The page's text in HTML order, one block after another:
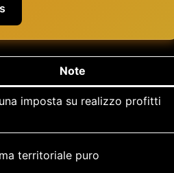
Note
imposta su realizzo profitti
territoriale puro